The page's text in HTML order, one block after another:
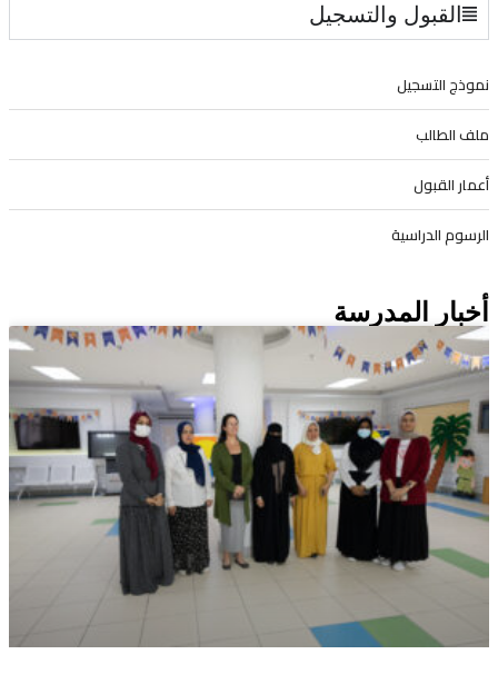
القبول والتسجيل
نموذج التسجيل
ملف الطالب
أعمار القبول
الرسوم الدراسية
أخبار المدرسة